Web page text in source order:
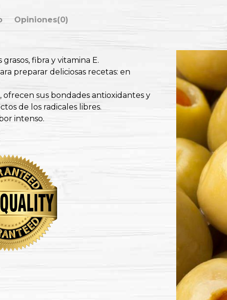
Opiniones(0)
fibra y vitamina E.
preparar deliciosas recetas: en
sus bondades antioxidantes y
de los radicales libres.
intenso.